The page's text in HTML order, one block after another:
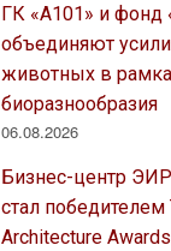
ГК «А101» и фонд
объединяют
животных в
биоразнообразия
06.08.2026
Бизнес-центр ЭИР
стал победителем
Architecture